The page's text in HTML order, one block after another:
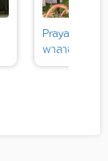
Praya
พาลาซโซ